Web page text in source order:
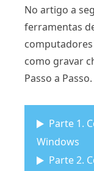
No artigo a
ferramentas
como gravar
Passo a Passo.
Parte 1.
Windows
Parte 2.